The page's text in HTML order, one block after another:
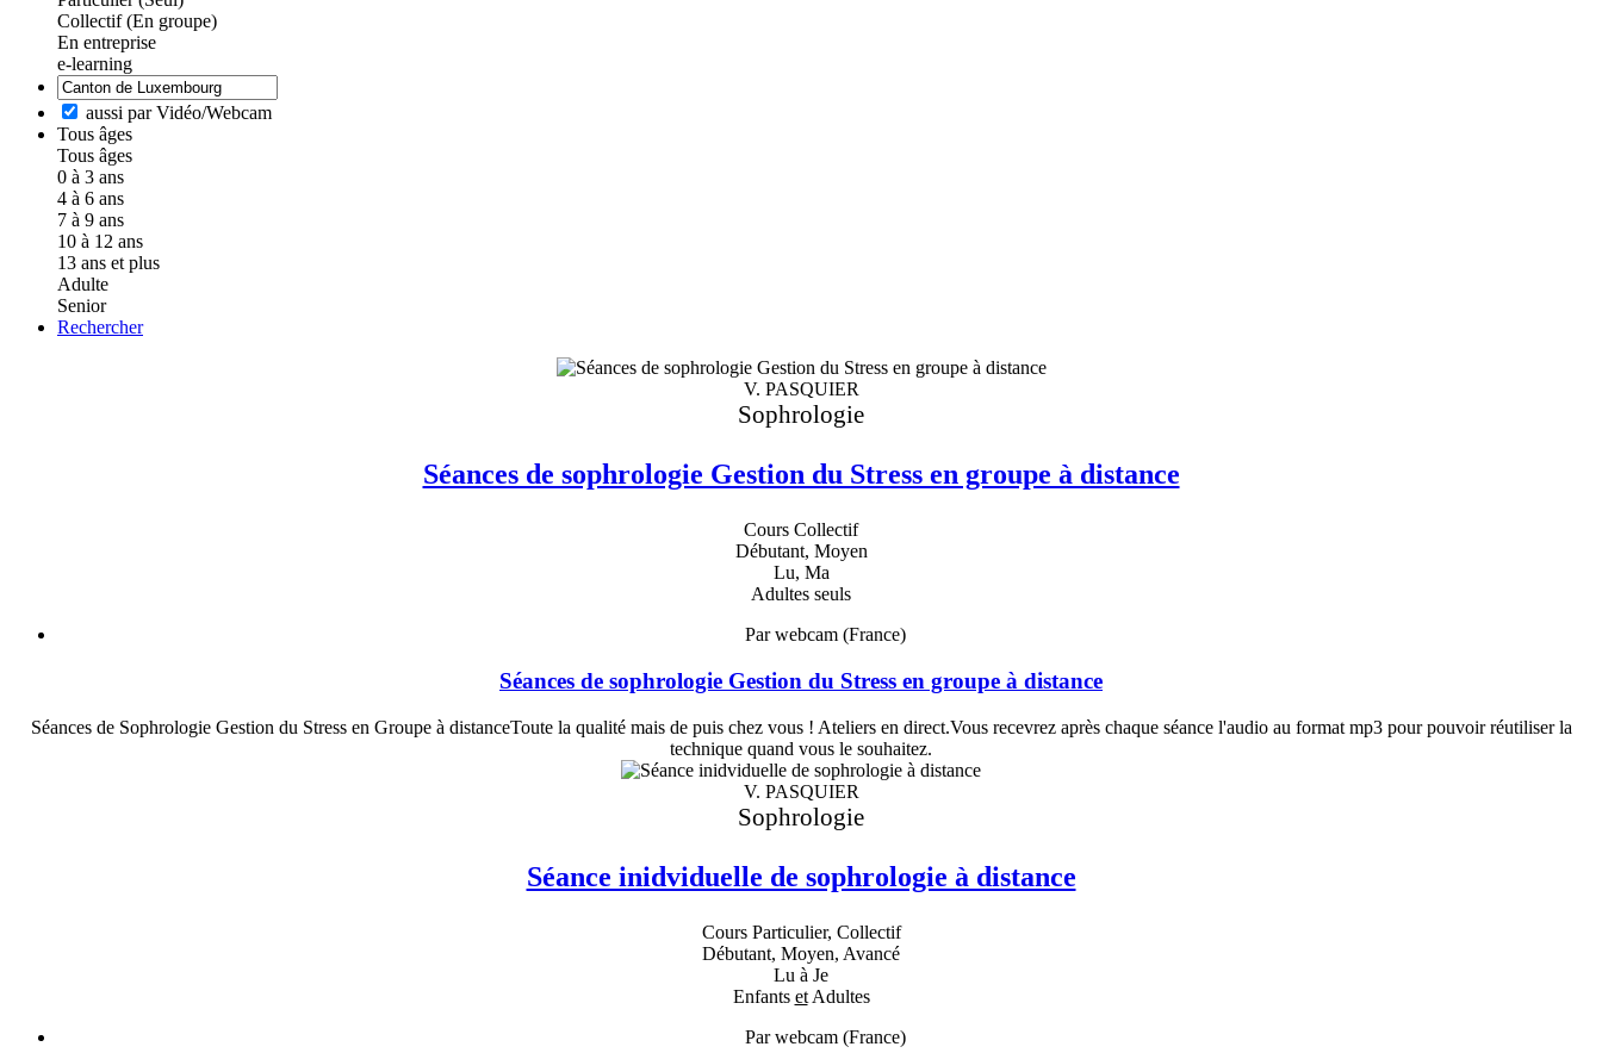
Collectif (En groupe)
En entreprise
e-learning
aussi par Vidéo/Webcam
Tous âges
Tous âges
0 à 3 ans
4 à 6 ans
7 à 9 ans
10 à 12 ans
13 ans et plus
Adulte
Senior
Rechercher
V. PASQUIER
Sophrologie
Séances de sophrologie Gestion du Stress en groupe à distance
Cours Collectif
Débutant, Moyen
Lu, Ma
Adultes seuls
Par webcam (France)
Séances de sophrologie Gestion du Stress en groupe à distance
Séances de Sophrologie Gestion du Stress en Groupe à distanceToute la qualité mais de puis chez vous ! Ateliers en direct.Vous recevrez après chaque séance l'audio au format mp3 pour pouvoir réutiliser la
technique quand vous le souhaitez.
V. PASQUIER
Sophrologie
Séance inidviduelle de sophrologie à distance
Cours Particulier, Collectif
Débutant, Moyen, Avancé
Lu à Je
Enfants etAdultes
Par webcam (France)